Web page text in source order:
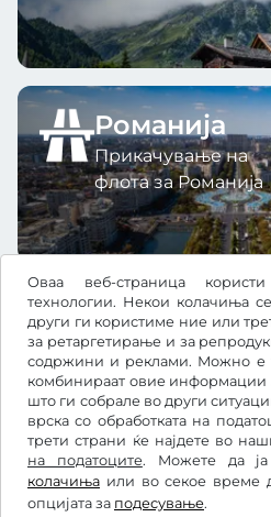
Оваа веб-страница
технологии. Некои колачиња
други ги користиме ние или
за ретаргетирање и за
содржини и реклами. Можно е
комбинираат овие информации
што ги собрале во други
врска со обработката на
трети страни ќе најдете во
на податоците. Можете да ја
колачиња или во секое време
опцијата за подесување.
Романија
Прикачување на
флота за Романија
KčCZK
Facebook Instagram
Општи услови и правила /